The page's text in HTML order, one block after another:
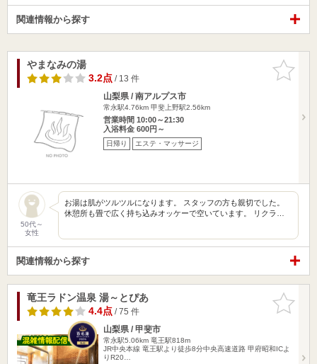
関連情報から探す
お気に入
りに追加
やまなみの湯
3.2点/ 13 件
山梨県 / 南アルプス市
常永駅4.76km 甲斐上野駅2.56km
営業時間 10:00～21:30
入浴料金 600円～
日帰り エステ・マッサージ
50代～
女性
お湯は肌がツルツルになります。 スタッフの方も親切でした。
休憩所も畳で広く持ち込みオッケーで空いています。 リクラ…
関連情報から探す
お気に入
りに追加
竜王ラドン温泉 湯～とぴあ
4.4点/ 75 件
山梨県 / 甲斐市
常永駅5.06km 竜王駅818m
JR中央本線 竜王駅より徒歩8分中央高速道路 甲府昭和ICよ
りR20…